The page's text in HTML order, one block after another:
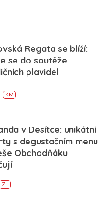
Regata se blíží:
se do soutěže
plavidel
KM
v Desítce: unikátní
s degustačním menu
Obchodňáku
ZL